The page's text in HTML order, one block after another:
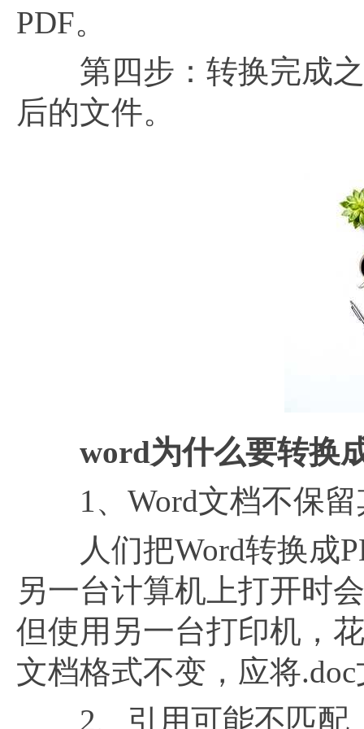
PDF。
第四步：转换完成之
后的文件。
word为什么要转换
1、Word文档不保留
人们把Word转换成
另一台计算机上打开时
但使用另一台打印机，
文档格式不变，应将
2、引用可能不匹配